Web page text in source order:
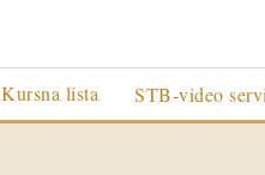
Kursna lista STB-video